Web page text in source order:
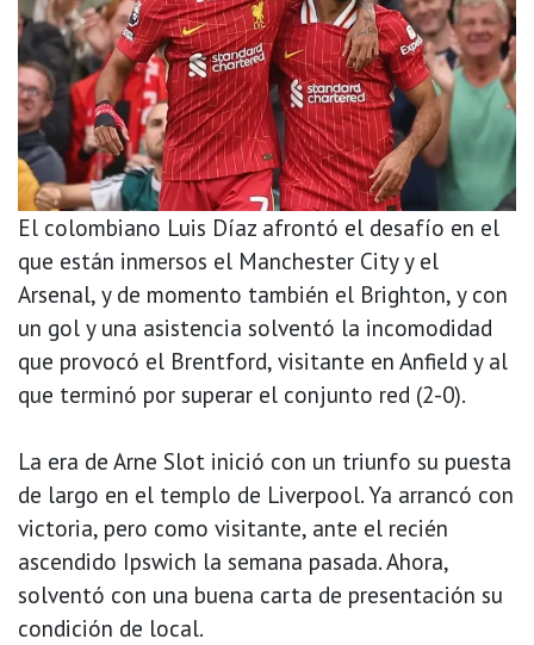
El colombiano Luis Díaz afrontó el desafío en el
que están inmersos el Manchester City y el
Arsenal, y de momento también el Brighton, y con
un gol y una asistencia solventó la incomodidad
que provocó el Brentford, visitante en Anfield y al
que terminó por superar el conjunto red (2-0).
La era de Arne Slot inició con un triunfo su puesta
de largo en el templo de Liverpool. Ya arrancó con
victoria, pero como visitante, ante el recién
ascendido Ipswich la semana pasada. Ahora,
solventó con una buena carta de presentación su
condición de local.